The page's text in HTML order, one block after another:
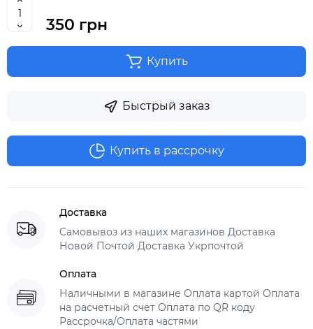
350 грн
Купить
Быстрый заказ
Купить в рассрочку
Доставка
Самовывоз из наших магазинов Доставка
Новой Почтой Доставка Укрпочтой
Оплата
Наличными в магазине Оплата картой Оплата
на расчетный счет Оплата по QR коду
Рассрочка/Оплата частями